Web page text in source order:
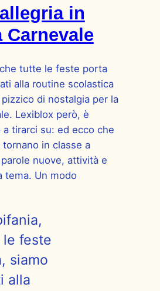
in
Carnevale
che tutte le feste porta
alla routine scolastica
di nostalgia per la
Lexiblox però, è
tirarci su: ed ecco che
in classe a
nuove, attività e
tema. Un modo
feste
siamo
alla